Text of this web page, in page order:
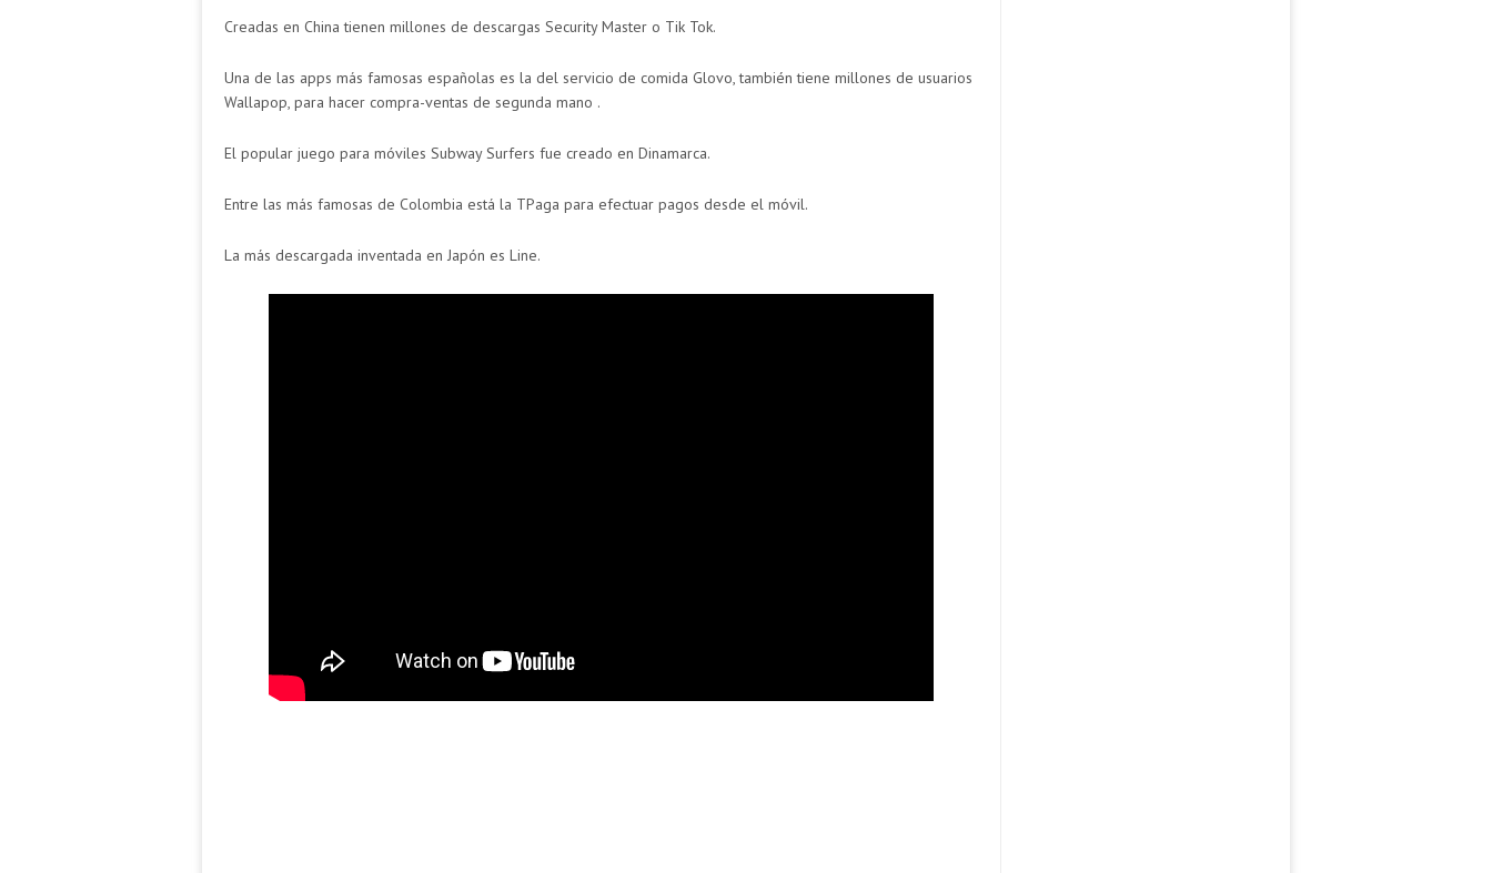
Creadas en China tienen millones de descargas Security Master o Tik Tok.
Una de las apps más famosas españolas es la del servicio de comida Glovo, también tiene millones de usuarios
Wallapop, para hacer compra-ventas de segunda mano .
El popular juego para móviles Subway Surfers fue creado en Dinamarca.
Entre las más famosas de Colombia está la TPaga para efectuar pagos desde el móvil.
La más descargada inventada en Japón es Line.